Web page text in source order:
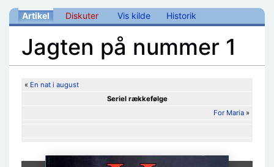
Artikel Diskuter Vis kilde Historik
Jagten på nummer 1
« En nat i august
Seriel rækkefølge
For Maria »